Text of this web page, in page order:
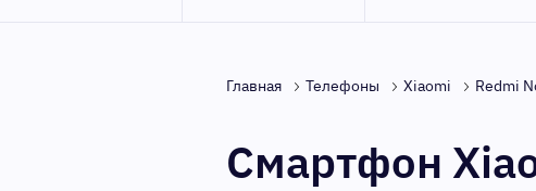
Главная Телефоны Xiaomi Redmi
Смартфон